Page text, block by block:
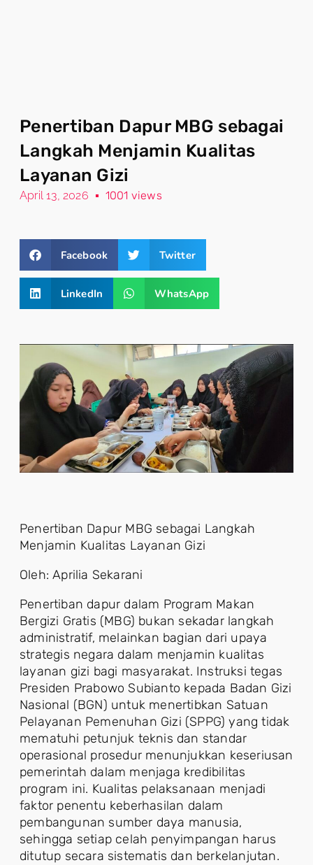
Penertiban Dapur MBG sebagai
Langkah Menjamin Kualitas
Layanan Gizi
April 13, 2026 1001 views
Facebook Twitter
LinkedIn WhatsApp
Penertiban Dapur MBG sebagai Langkah
Menjamin Kualitas Layanan Gizi
Oleh: Aprilia Sekarani
Penertiban dapur dalam Program Makan
Bergizi Gratis (MBG) bukan sekadar langkah
administratif, melainkan bagian dari upaya
strategis negara dalam menjamin kualitas
layanan gizi bagi masyarakat. Instruksi tegas
Presiden Prabowo Subianto kepada Badan Gizi
Nasional (BGN) untuk menertibkan Satuan
Pelayanan Pemenuhan Gizi (SPPG) yang tidak
mematuhi petunjuk teknis dan standar
operasional prosedur menunjukkan keseriusan
pemerintah dalam menjaga kredibilitas
program ini. Kualitas pelaksanaan menjadi
faktor penentu keberhasilan dalam
pembangunan sumber daya manusia,
sehingga setiap celah penyimpangan harus
ditutup secara sistematis dan berkelanjutan.